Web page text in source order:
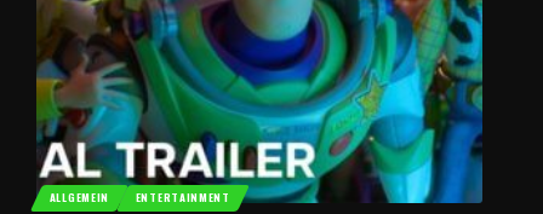
ALLGEMEIN ENTERTAINMENT